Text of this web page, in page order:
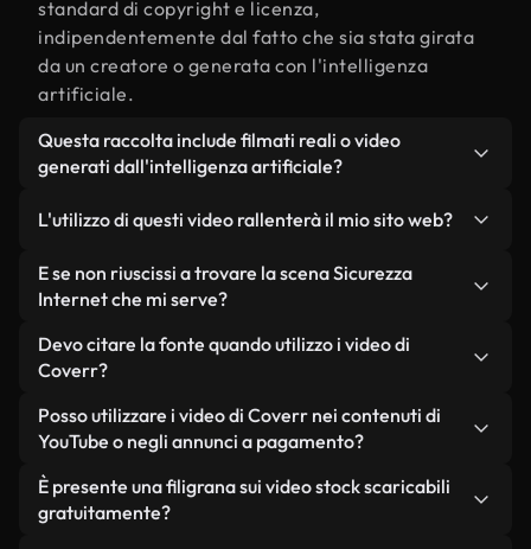
standard di copyright e licenza,
indipendentemente dal fatto che sia stata girata
da un creatore o generata con l'intelligenza
artificiale.
Questa raccolta include filmati reali o video
generati dall'intelligenza artificiale?
da filmati reali, girati da persone, relativi a
Sicurezza Internet, e da video generati
dall'intelligenza artificiale. Ogni video è
stai utilizzando.
L'utilizzo di questi video rallenterà il mio sito web?
Non se scegli le nostre versioni ottimizzate.
Offriamo formati leggeri e pronti per il web,
mantengono alta la qualità, riducono al minimo i
tempi di caricamento e migliorano parametri
come LCP.
E se non riuscissi a trovare la scena Sicurezza
Internet che mi serve?
Puoi crearne uno all'istante utilizzando Coverr AI
Studio. Ti basta descrivere la scena, ad esempio
genererà in pochi secondi un video personalizzato
in conformità con i nostri standard di licenza.
Devo citare la fonte quando utilizzo i video di
Coverr?
Non è richiesto alcun riconoscimento dell'autore.
Tutti i video presenti nella nostra libreria sono
senza citare il creatore, sebbene sia sempre
gradito.
Posso utilizzare i video di Coverr nei contenuti di
YouTube o negli annunci a pagamento?
Sì. Tutti i filmati di Coverr possono essere utilizzati
in video monetizzati su YouTube, promozioni sui
È presente una filigrana sui video stock scaricabili
gratuitamente?